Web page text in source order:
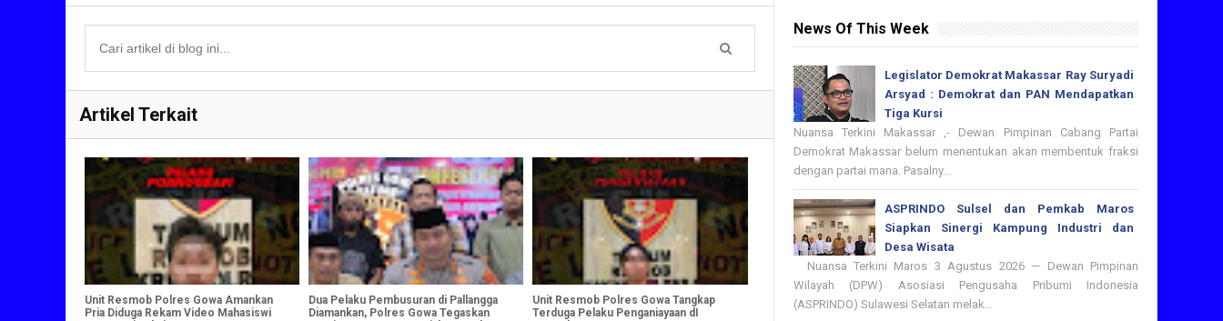
Artikel Terkait
Unit Resmob Polres Gowa Amankan
Pria Diduga Rekam Video Mahasiswi
Dua Pelaku Pembusuran di Pallangga
Diamankan, Polres Gowa Tegaskan
Unit Resmob Polres Gowa Tangkap
Terduga Pelaku Penganiayaan dI
News Of This Week
Legislator Demokrat Makassar Ray Suryadi
Arsyad : Demokrat dan PAN Mendapatkan
Tiga Kursi
Nuansa Terkini Makassar ,- Dewan Pimpinan Cabang Partai
Demokrat Makassar belum menentukan akan membentuk fraksi
dengan partai mana. Pasalny...
ASPRINDO Sulsel dan Pemkab Maros
Siapkan Sinergi Kampung Industri dan
Desa Wisata
Nuansa Terkini Maros 3 Agustus 2026 — Dewan Pimpinan
Wilayah (DPW) Asosiasi Pengusaha Pribumi Indonesia
(ASPRINDO) Sulawesi Selatan melak...